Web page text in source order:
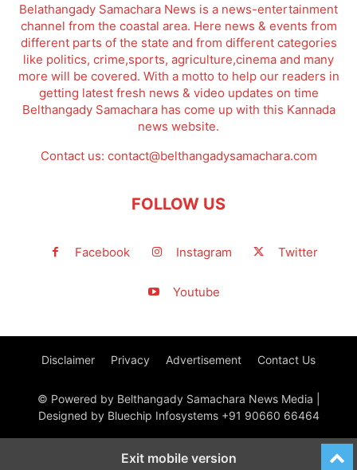
Belathangady Samachara News is a news-entertainment
channel from the coastal area. Here news & events from
different parts of the state and from different categories
like politics, crime,sports, agriculture,cinema and many
more will be covered. With a motto to help our readers in
getting latest fresh news & video updates on time
Belthangady Samachara has come up with this Kannada
news website.
Contact us: contact@belthangadysamachara.com
FOLLOW US
Facebook Instagram Twitter
Youtube
Disclaimer Privacy Advertisement Contact Us
© Powered by Belthangady Samachara News Media |
Designed by Bluechip Infosystems +91 90660 66464
Exit mobile version